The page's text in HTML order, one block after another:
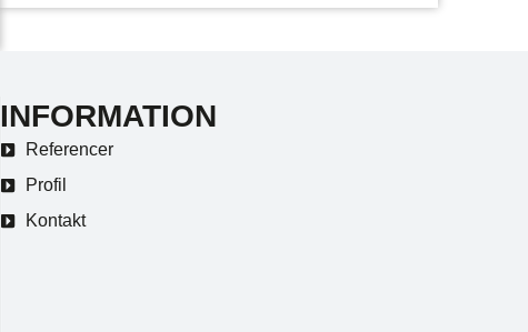
INFORMATION
Referencer
Profil
Kontakt